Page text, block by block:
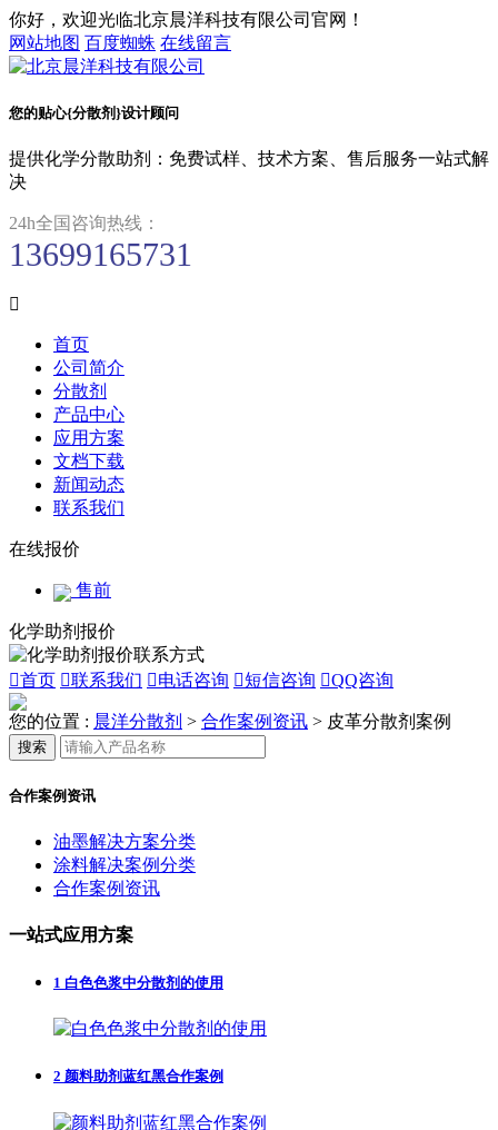
你好，欢迎光临北京晨洋科技有限公司官网！
网站地图 百度蜘蛛 在线留言
您的贴心{分散剂}设计顾问
提供化学分散助剂：免费试样、技术方案、售后服务一站式解
决
24h全国咨询热线：
13699165731

首页
公司简介
分散剂
产品中心
应用方案
文档下载
新闻动态
联系我们
在线报价
售前
化学助剂报价
首页 联系我们 电话咨询 短信咨询 QQ咨询
您的位置 : 晨洋分散剂 > 合作案例资讯 > 皮革分散剂案例
搜索
合作案例资讯
油墨解决方案分类
涂料解决案例分类
合作案例资讯
一站式应用方案
1 白色色浆中分散剂的使用
2 颜料助剂蓝红黑合作案例